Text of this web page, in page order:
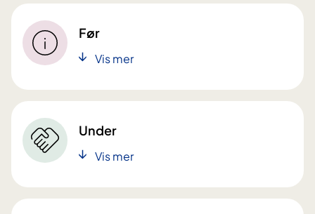
Før
Vis mer
Under
Vis mer